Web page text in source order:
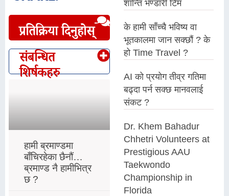
प्रतिक्रिया दिनुहोस्
संबन्धित
शिर्षकहरु
हामी ब्रमाण्डमा
बाँचिरहेका छैनौं…
ब्रमाण्ड नै हामीभित्र
छ ?
शान्ति भण्डारी टिम
के हामी साँच्चै भविष्य वा
भूतकालमा जान सक्छौं ? के
हो Time Travel ?
AI को प्रयोग तीव्र गतिमा
बढ्दा पर्न सक्छ मानवलाई
संकट ?
Dr. Khem Bahadur
Chhetri Volunteers at
Prestigious AAU
Taekwondo
Championship in
Florida